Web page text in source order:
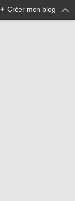
+ Créer mon blog